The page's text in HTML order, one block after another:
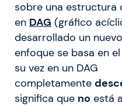
sobre una estructura
en DAG (gráfico
desarrollado un
enfoque se basa en el
su vez en un DAG
completamente
significa que no está